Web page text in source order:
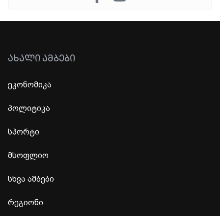
ᲐᲮᲐᲚᲘ ᲐᲛᲑᲔᲑᲘ
ეკონომიკა
პოლიტიკა
სპორტი
მსოფლიო
სხვა ამბები
რეგიონი